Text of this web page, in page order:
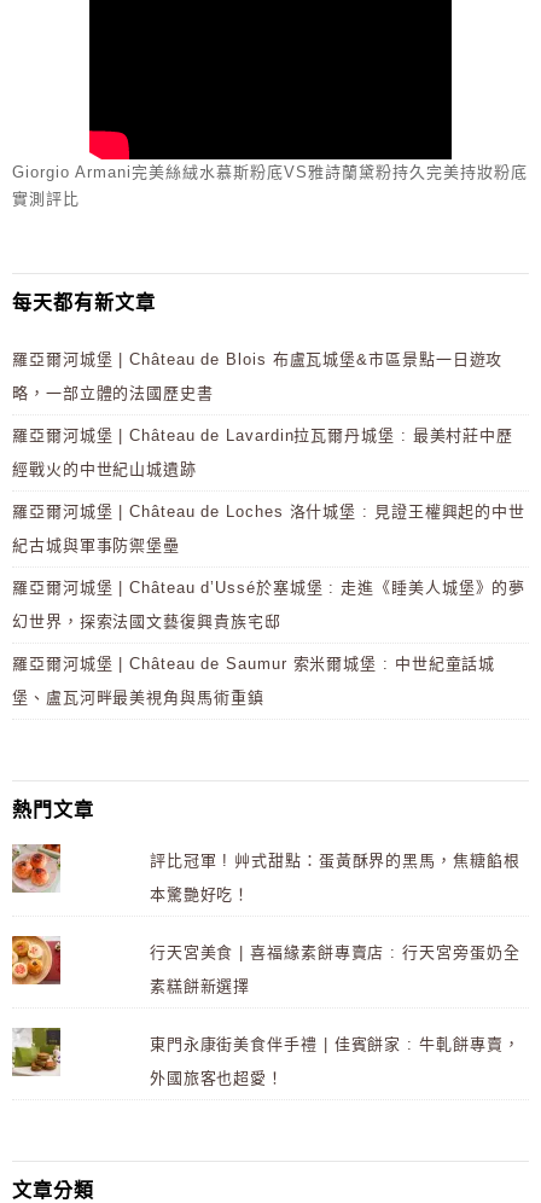
Giorgio Armani完美絲絨水慕斯粉底VS雅詩蘭黛粉持久完美持妝粉底
實測評比
每天都有新文章
羅亞爾河城堡 | Château de Blois 布盧瓦城堡&市區景點一日遊攻
略，一部立體的法國歷史書
羅亞爾河城堡 | Château de Lavardin拉瓦爾丹城堡 : 最美村莊中歷
經戰火的中世紀山城遺跡
羅亞爾河城堡 | Château de Loches 洛什城堡 : 見證王權興起的中世
紀古城與軍事防禦堡壘
羅亞爾河城堡 | Château d’Ussé於塞城堡 : 走進《睡美人城堡》的夢
幻世界，探索法國文藝復興貴族宅邸
羅亞爾河城堡 | Château de Saumur 索米爾城堡 : 中世紀童話城
堡、盧瓦河畔最美視角與馬術重鎮
熱門文章
評比冠軍 ! 艸式甜點：蛋黃酥界的黑馬，焦糖餡根
本驚艷好吃！
行天宮美食 | 喜福緣素餅專賣店 : 行天宮旁蛋奶全
素糕餅新選擇
東門永康街美食伴手禮 | 佳賓餅家 : 牛軋餅專賣，
外國旅客也超愛！
文章分類